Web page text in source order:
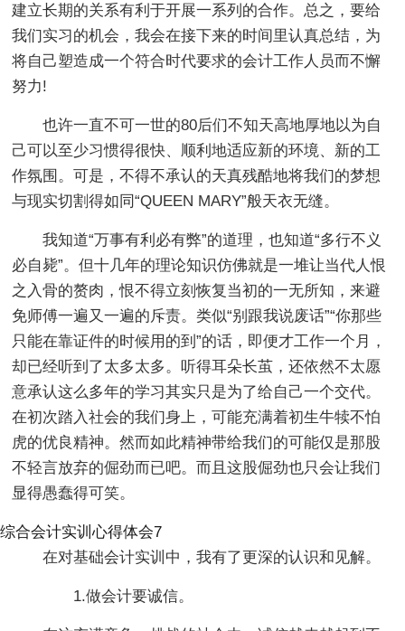
建立长期的关系有利于开展一系列的合作。总之，要给
我们实习的机会，我会在接下来的时间里认真总结，为
将自己塑造成一个符合时代要求的会计工作人员而不懈
努力!
也许一直不可一世的80后们不知天高地厚地以为自
己可以至少习惯得很快、顺利地适应新的环境、新的工
作氛围。可是，不得不承认的天真残酷地将我们的梦想
与现实切割得如同“QUEEN MARY”般天衣无缝。
我知道“万事有利必有弊”的道理，也知道“多行不义
必自毙”。但十几年的理论知识仿佛就是一堆让当代人恨
之入骨的赘肉，恨不得立刻恢复当初的一无所知，来避
免师傅一遍又一遍的斥责。类似“别跟我说废话”“你那些
只能在靠证件的时候用的到”的话，即便才工作一个月，
却已经听到了太多太多。听得耳朵长茧，还依然不太愿
意承认这么多年的学习其实只是为了给自己一个交代。
在初次踏入社会的我们身上，可能充满着初生牛犊不怕
虎的优良精神。然而如此精神带给我们的可能仅是那股
不轻言放弃的倔劲而已吧。而且这股倔劲也只会让我们
显得愚蠢得可笑。
综合会计实训心得体会7
在对基础会计实训中，我有了更深的认识和见解。
1.做会计要诚信。